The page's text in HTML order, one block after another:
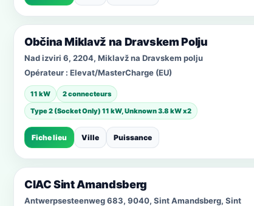
Občina Miklavž na Dravskem Polju
Nad izviri 6, 2204, Miklavž na Dravskem polju
Opérateur : Elevat/MasterCharge (EU)
11 kW
2 connecteurs
Type 2 (Socket Only) 11 kW, Unknown 3.8 kW x2
Fiche lieu Ville Puissance
CIAC Sint Amandsberg
Antwerpsesteenweg 683, 9040, Sint Amandsberg, Sint